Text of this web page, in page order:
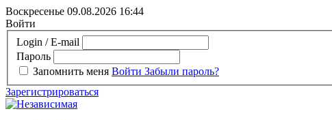
Воскресенье 09.08.2026 16:44
Войти
Login / E-mail
Пароль
Запомнить меня Войти Забыли пароль?
Зарегистрироваться